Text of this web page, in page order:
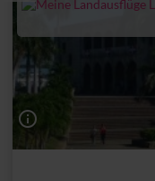
info_outline